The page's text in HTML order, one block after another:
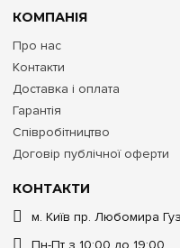
КОНТАКТИ
м. Київ пр. Любомира
КОМПАНІЯ
Про нас
Контакти
Доставка і оплата
Гарантія
Співробітництво
Договір публічної оферти